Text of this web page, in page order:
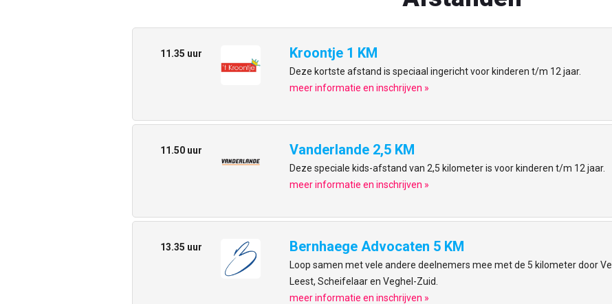
11.35 uur Kroontje 1 KM
Deze kortste afstand is speciaal ingericht voor kinderen t/m 12 jaar.
meer informatie en inschrijven »
11.50 uur Vanderlande 2,5 KM
Deze speciale kids-afstand van 2,5 kilometer is voor kinderen t/m 12 jaar.
meer informatie en inschrijven »
13.35 uur Bernhaege Advocaten 5 KM
Loop samen met vele andere deelnemers mee met de 5 kilometer door
Leest, Scheifelaar en Veghel-Zuid.
meer informatie en inschrijven »